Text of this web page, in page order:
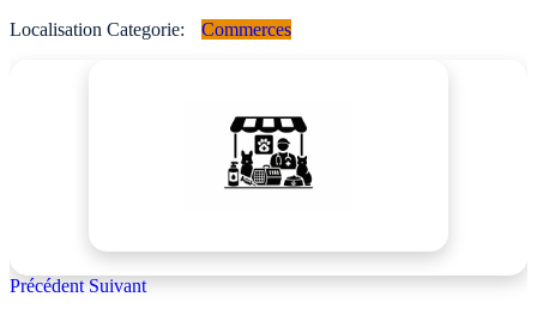
Localisation Categorie:
Commerces
Précédent Suivant